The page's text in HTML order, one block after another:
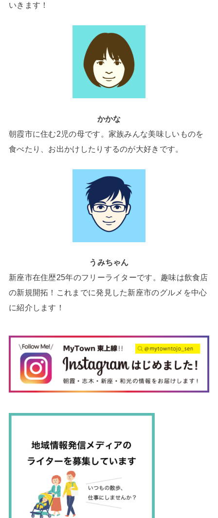
いきます！
かかな
朝霞市に住む2児の母です。家族みんな美味しいものを
食べたり、お出かけしたりするのが大好きです。
うみちゃん
新座市在住歴25年のフリーライターです。趣味は飲食店
の新規開拓！これまでに発見した新座市のグルメを中心
に紹介します！